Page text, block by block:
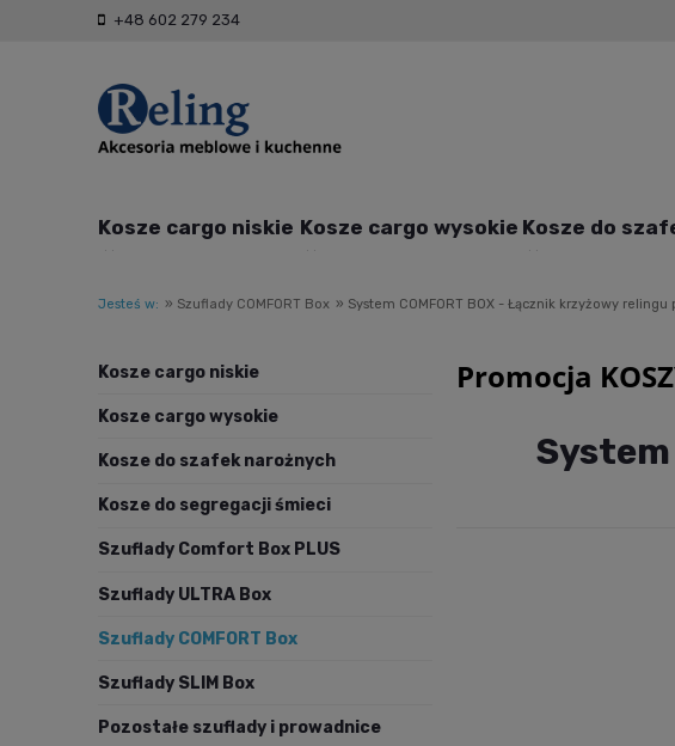
+48 602 279 234
Kosze cargo niskie Kosze cargo wysokie Kosze do
Jesteś w: » Szuflady COMFORT Box » System COMFORT BOX - Łącznik krzyżowy
Kosze cargo niskie
Kosze cargo wysokie
Kosze do szafek narożnych
Kosze do segregacji śmieci
Szuflady Comfort Box PLUS
Szuflady ULTRA Box
Szuflady COMFORT Box
Szuflady SLIM Box
Pozostałe szuflady i prowadnice
Promocja
System